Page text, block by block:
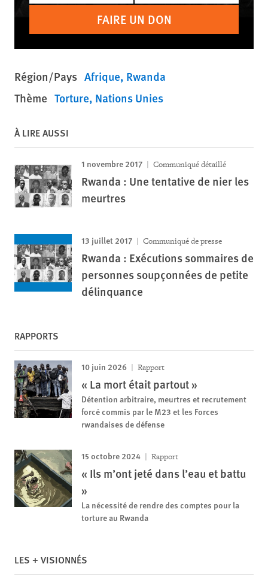
FAIRE UN DON
Région/Pays Afrique Rwanda
Thème Torture Nations Unies
À LIRE AUSSI
1 novembre 2017 Communiqué détaillé
Rwanda : Une tentative de nier les
meurtres
13 juillet 2017 Communiqué de presse
Rwanda : Exécutions sommaires de
personnes soupçonnées de petite
délinquance
RAPPORTS
10 juin 2026 Rapport
« La mort était partout »
Détention arbitraire, meurtres et recrutement
forcé commis par le M23 et les Forces
rwandaises de défense
15 octobre 2024 Rapport
« Ils m’ont jeté dans l’eau et battu
»
La nécessité de rendre des comptes pour la
torture au Rwanda
LES + VISIONNÉS